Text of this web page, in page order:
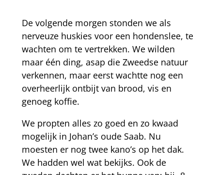
De volgende morgen stonden we als
nerveuze huskies voor een hondenslee, te
wachten om te vertrekken. We wilden
maar één ding, asap die Zweedse natuur
verkennen, maar eerst wachtte nog een
overheerlijk ontbijt van brood, vis en
genoeg koffie.
We propten alles zo goed en zo kwaad
mogelijk in Johan’s oude Saab. Nu
moesten er nog twee kano’s op het dak.
We hadden wel wat bekijks. Ook de